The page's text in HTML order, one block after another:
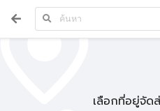
เลือกที่อยู่จัด